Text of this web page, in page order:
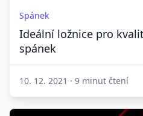
Spánek
Ideální ložnice pro
spánek
10. 12. 2021 · 9 minut čtení